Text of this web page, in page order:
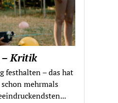
– Kritik
festhalten – das hat
mehrmals